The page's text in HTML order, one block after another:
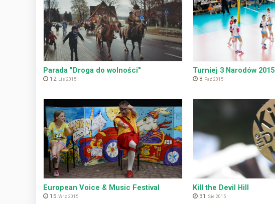
Parada "Droga do wolności"
12 Lis 2015
Turniej 3 Narodów 2015
8 Paź 2015
European Voice & Music Festival
15 Wrz 2015
Kill the Devil Hill
31 Sie 2015